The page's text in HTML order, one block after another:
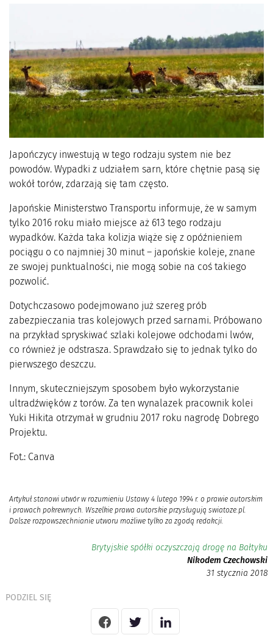
Japończycy inwestują w tego rodzaju system nie bez
powodów. Wypadki z udziałem sarn, które chętnie pasą się
wokół torów, zdarzają się tam często.
Japońskie Ministerstwo Transportu informuje, że w samym
tylko 2016 roku miało miejsce aż 613 tego rodzaju
wypadków. Każda taka kolizja wiąże się z opóźnieniem
pociągu o co najmniej 30 minut – japońskie koleje, znane
ze swojej punktualności, nie mogą sobie na coś takiego
pozwolić.
Dotychczasowo podejmowano już szereg prób
zabezpieczania tras kolejowych przed sarnami. Próbowano
na przykład spryskiwać szlaki kolejowe odchodami lwów,
co również je odstrasza. Sprawdzało się to jednak tylko do
pierwszego deszczu.
Innym, skuteczniejszym sposobem było wykorzystanie
ultradźwięków z torów. Za ten wynalazek pracownik kolei
Yuki Hikita otrzymał w grudniu 2017 roku nagrodę Dobrego
Projektu.
Fot.: Canva
Artykuł stanowi utwór w rozumieniu Ustawy 4 lutego 1994 r. o prawie autorskim
i prawach pokrewnych. Wszelkie prawa autorskie przysługują swiatoze.pl.
Dalsze rozpowszechnianie utworu możliwe tylko za zgodą redakcji.
Brytyjskie spółki oczyszczają drogę na Bałtyku
Nikodem Czechowski
31 stycznia 2018
PODZIEL SIĘ